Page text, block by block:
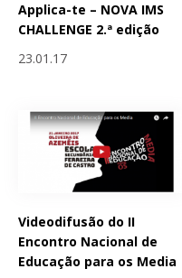
Applica-te – NOVA IMS
CHALLENGE 2.ª edição
23.01.17
Videodifusão do II
Encontro Nacional de
Educação para os Media